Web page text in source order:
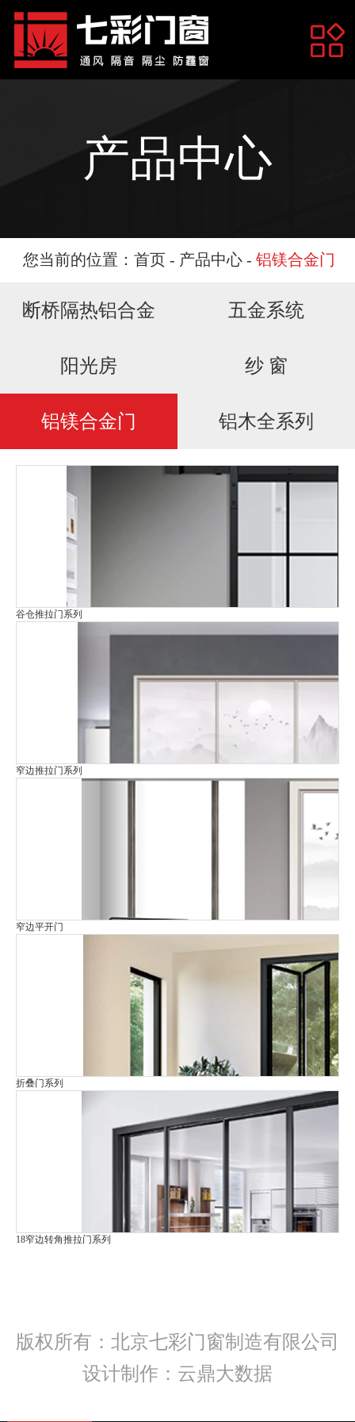
网站首页
关于我们
产品展示
工程案例
招商加盟
新闻资讯
联系我们
产品中心
您当前的位置： 首页 - 产品中心- 铝镁合金门
断桥隔热铝合金 五金系统
阳光房 纱 窗
铝镁合金门 铝木全系列
谷仓推拉门系列
窄边推拉门系列
窄边平开门
折叠门系列
18窄边转角推拉门系列
版权所有：北京七彩门窗制造有限公司
设计制作：云鼎大数据